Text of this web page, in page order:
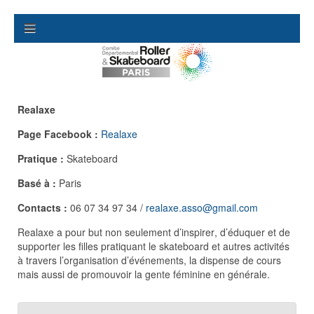
Realaxe
Page Facebook : Realaxe
Pratique : Skateboard
Basé à : Paris
Contacts : 06 07 34 97 34 / realaxe.asso@gmail.com
Realaxe a pour but non seulement d’inspirer, d’éduquer et de
supporter les filles pratiquant le skateboard et autres activités
à travers l’organisation d’événements, la dispense de cours
mais aussi de promouvoir la gente féminine en générale.